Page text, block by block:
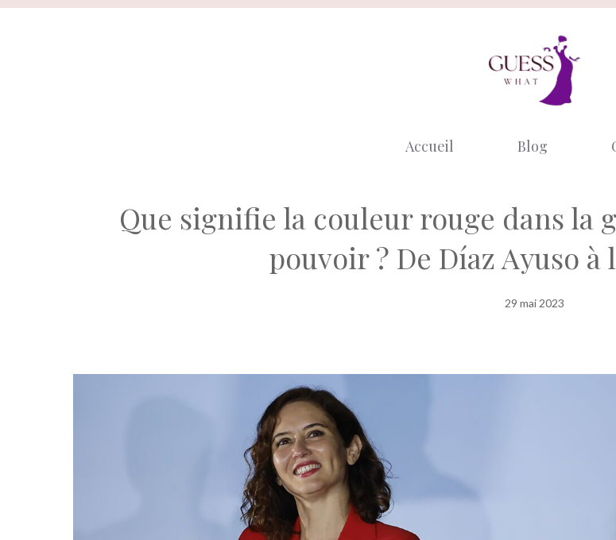
Aller
Accueil Blog
Que signifie la couleur rouge dans la
pouvoir ? De Díaz Ayuso
29 mai 2023